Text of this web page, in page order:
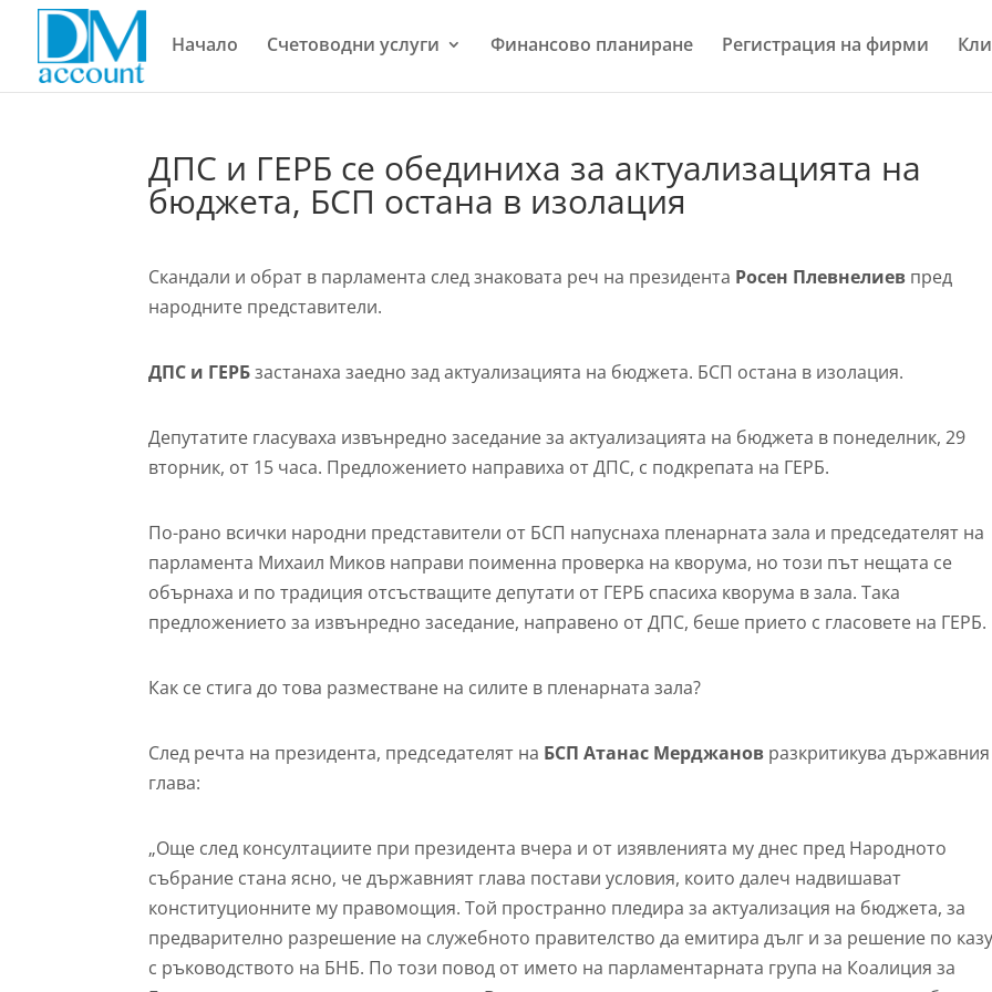
Начало Счетоводни услуги Финансово планиране Регистрация на фирми
ДПС и ГЕРБ се обединиха за актуализацията на
бюджета, БСП остана в изолация
Скандали и обрат в парламента след знаковата реч на президента Росен Плевнелиев пред
народните представители.
ДПС и ГЕРБзастанаха заедно зад актуализацията на бюджета. БСП остана в изолация.
Депутатите гласуваха извънредно заседание за актуализацията на бюджета в понеделник, 29
вторник, от 15 часа. Предложението направиха от ДПС, с подкрепата на ГЕРБ.
По-рано всички народни представители от БСП напуснаха пленарната зала и председателят на
парламента Михаил Миков направи поименна проверка на кворума, но този път нещата се
обърнаха и по традиция отсъстващите депутати от ГЕРБ спасиха кворума в зала. Така
предложението за извънредно заседание, направено от ДПС, беше прието с гласовете на ГЕРБ.
Как се стига до това разместване на силите в пленарната зала?
След речта на президента, председателят на БСП Атанас Мерджанов разкритикува държавния
глава:
„Още след консултациите при президента вчера и от изявленията му днес пред Народното
събрание стана ясно, че държавният глава постави условия, които далеч надвишават
конституционните му правомощия. Той пространно пледира за актуализация на бюджета, за
предварително разрешение на служебното правителство да емитира дълг и за решение по
с ръководството на БНБ. По този повод от името на парламентарната група на Коалиция за